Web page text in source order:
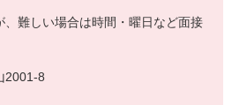
難しい場合は時間・曜日など面接
2001-8